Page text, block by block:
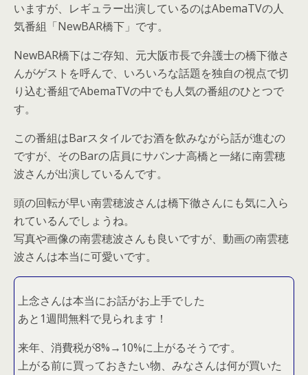
いますが、レギュラー出演しているのはAbemaTVの人
気番組「NewBAR橋下」です。
NewBAR橋下はご存知、元大阪市長で弁護士の橋下徹さ
んがゲストを呼んで、いろいろな話題を独自の視点で切
り込む番組でAbemaTVの中でも人気の番組のひとつで
す。
この番組はBarスタイルでお酒を飲みながら話が進むの
ですが、そのBarの店員にサバンナ高橋と一緒に南雲穂
波さんが出演しているんです。
頭の回転が早い南雲穂波さんは橋下徹さんにも気に入ら
れているんでしょうね。
写真や画像の南雲穂波さんも良いですが、動画の南雲穂
波さんは本当に可愛いです。
上念さんは本当にお話がお上手でした
あと1週間無料で見られます！
来年、消費税が8%→10%に上がるそうです。
上がる前に買っておきたい物、みなさんは何が買いた